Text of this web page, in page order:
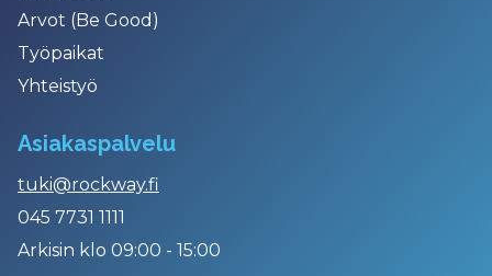
Arvot (Be Good)
Työpaikat
Yhteistyö
Asiakaspalvelu
tuki@rockway.fi
045 7731 1111
Arkisin klo 09:00 - 15:00